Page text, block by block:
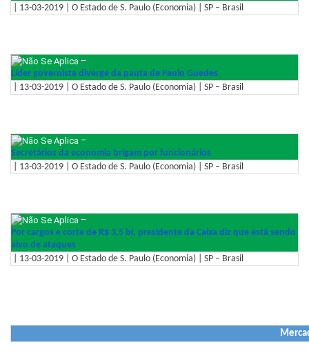
| 13-03-2019 | O Estado de S. Paulo (Economia) | SP – Brasil
–
Líder governista diverge da pauta de Paulo Guedes
| 13-03-2019 | O Estado de S. Paulo (Economia) | SP – Brasil
–
Secretários da economia brigam por funcionários
| 13-03-2019 | O Estado de S. Paulo (Economia) | SP – Brasil
–
Por cargos e corte de R$ 3,5 bi, presidente da Caixa diz que está sendo
alvo de ataques
| 13-03-2019 | O Estado de S. Paulo (Economia) | SP – Brasil